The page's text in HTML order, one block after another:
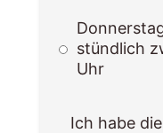
stündlich
Uhr
Ich habe